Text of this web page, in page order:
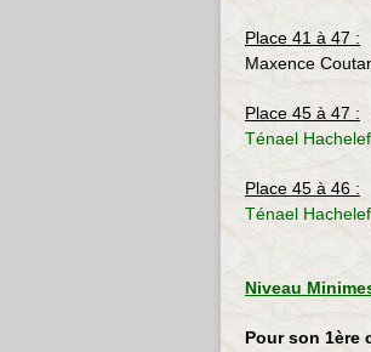
Place 41 à 47 :
Maxence
Place 45 à 47 :
Ténael
Place 45 à 46 :
Ténael
Niveau
Pour son 1ère